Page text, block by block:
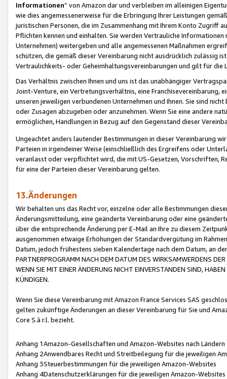
Informationen“ von Amazon dar und verbleiben im alleinigen
wie dies angemessenerweise für die Erbringung Ihrer Leistungen
juristischen Personen, die im Zusammenhang mit Ihrem Konto
Pflichten kennen und einhalten. Sie werden Vertrauliche
Unternehmen) weitergeben und alle angemessenen Maßnahmen
schützen, die gemäß dieser Vereinbarung nicht ausdrücklich zulässig
Vertraulichkeits- oder Geheimhaltungsvereinbarungen und gilt für die
Das Verhältnis zwischen Ihnen und uns ist das unabhängiger
Joint-Venture, ein Vertretungsverhältnis, eine Franchisevereinbarung,
unseren jeweiligen verbundenen Unternehmen und Ihnen. Sie sind
oder Zusagen abzugeben oder anzunehmen. Wenn Sie eine andere
ermöglichen, Handlungen in Bezug auf den Gegenstand dieser
Ungeachtet anders lautender Bestimmungen in dieser Vereinbarung
Parteien in irgendeiner Weise (einschließlich des Ergreifens oder
veranlasst oder verpflichtet wird, die mit US-Gesetzen, Vorschriften,
für eine der Parteien dieser Vereinbarung gelten.
13.Änderungen
Wir behalten uns das Recht vor, einzelne oder alle Bestimmungen
Änderungsmitteilung, eine geänderte Vereinbarung oder eine
über die entsprechende Änderung per E-Mail an Ihre zu diesem
ausgenommen etwaige Erhöhungen der Standardvergütung im
Datum, jedoch frühestens sieben Kalendertage nach dem Datum, an
PARTNERPROGRAMM NACH DEM DATUM DES WIRKSAMWERDENS
WENN SIE MIT EINER ÄNDERUNG NICHT EINVERSTANDEN SIND,
KÜNDIGEN.
Wenn Sie diese Vereinbarung mit Amazon France Services SAS
gelten zukünftige Änderungen an dieser Vereinbarung für Sie und
Core S.à r.l. bezieht.
Anhang 1Amazon-Gesellschaften und Amazon-Websites nach Ländern
Anhang 2Anwendbares Recht und Streitbeilegung für die jeweiligen
Anhang 3Steuerbestimmungen für die jeweiligen Amazon-Websites
Anhang 4Datenschutzerklärungen für die jeweiligen Amazon-Websites